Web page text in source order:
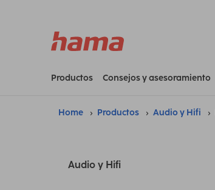
Productos Consejos y asesoramiento
Home Productos Audio y Hifi
Audio y Hifi